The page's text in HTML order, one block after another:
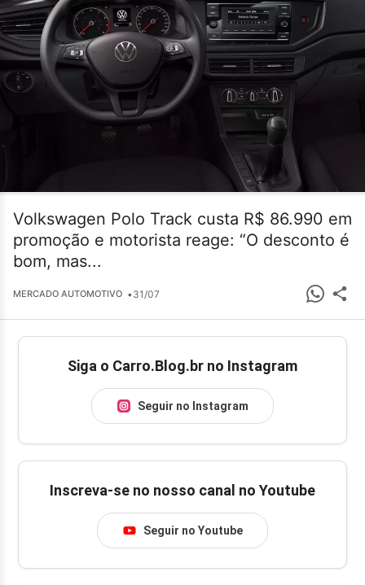
Volkswagen Polo Track custa R$ 86.990 em
promoção e motorista reage: “O desconto é
bom, mas...
MERCADO AUTOMOTIVO •31/07
Siga o Carro.Blog.br no Instagram
Seguir no Instagram
Inscreva-se no nosso canal no Youtube
Seguir no Youtube